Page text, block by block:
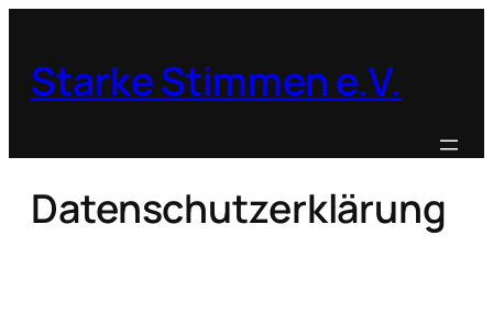
springen
Starke Stimmen e.V.
Datenschutzerklärung